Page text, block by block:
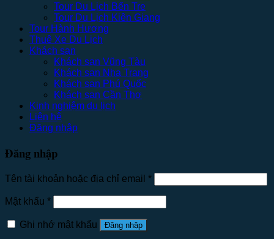
Tour Du Lịch Bến Tre
Tour Du Lịch Kiên Giang
Tour Hành Hương
Thuê Xe Du Lịch
Khách sạn
Khách sạn Vũng Tàu
Khách sạn Nha Trang
Khách sạn Phú Quốc
Khách sạn Cần Thơ
Kinh nghiệm du lịch
Liên hệ
Đăng nhập
Đăng nhập
Tên tài khoản hoặc địa chỉ email *
Mật khẩu *
Ghi nhớ mật khẩu Đăng nhập